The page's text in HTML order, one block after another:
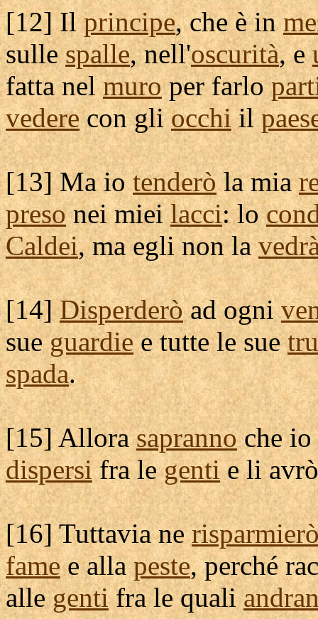
[12] Ilprincipe, che è in
sullespalle, nell'oscurità, e
fatta nelmuroper farlo
vederecon gliocchiil
[13] Ma iotenderòla mia
presonei mieilacci: lo
Caldei, ma egli non la
[14]Disperderòad ogni
sueguardiee tutte le sue
spada.
[15] Allorasaprannoche
dispersifra legentie li
[16] Tuttavia ne
famee allapeste, perché
allegentifra le quali